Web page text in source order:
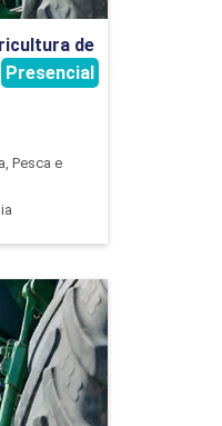
TERUEL
de
Presencial
Pesca e
em
Precisão
curso